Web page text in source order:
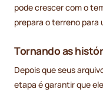
pode crescer com o
prepara o terreno para
Tornando as
Depois que seus
etapa é garantir que